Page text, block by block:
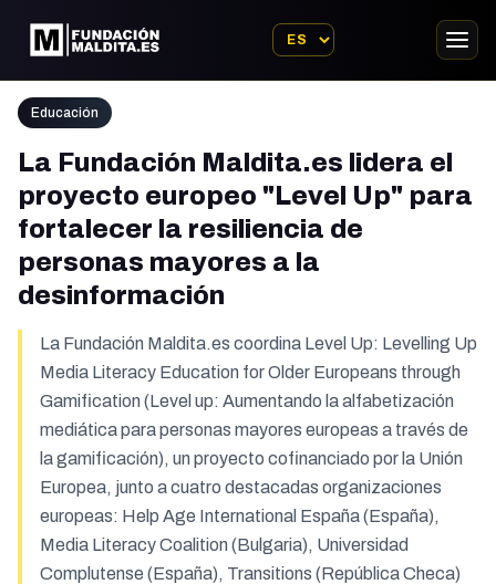
Educación
La Fundación Maldita.es lidera el
proyecto europeo "Level Up" para
fortalecer la resiliencia de
personas mayores a la
desinformación
La Fundación Maldita.es coordina Level Up: Levelling Up
Media Literacy Education for Older Europeans through
Gamification (Level up: Aumentando la alfabetización
mediática para personas mayores europeas a través de
la gamificación), un proyecto cofinanciado por la Unión
Europea, junto a cuatro destacadas organizaciones
europeas: Help Age International España (España),
Media Literacy Coalition (Bulgaria), Universidad
Complutense (España), Transitions (República Checa)